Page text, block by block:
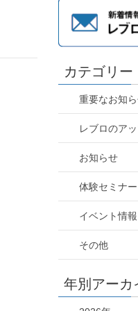
カテゴリー
重要なお知
レブロのア
お知らせ
体験セミナー
イベント情報
その他
年別アーカ